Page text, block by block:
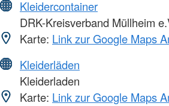
Kleidercontainer
DRK-Kreisverband Müllheim
Karte: Link zur Google Maps
Kleiderläden
Kleiderladen
Karte: Link zur Google Maps